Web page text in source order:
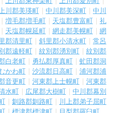
上川郡美瑛町 中川郡美深町
中川
増毛郡増毛町 天塩郡豊富町
礼
天塩郡幌延町 網走郡美幌町
網
郡清里町 斜里郡小清水町
常呂
郡遠軽町 紋別郡湧別町
紋別郡
白老町 勇払郡厚真町
虻田郡洞
かわ町 沙流郡日高町
浦河郡浦
音更町 河東郡上士幌町
河東郡
水町 広尾郡大樹町
中川郡幕別
釧路郡釧路町
川上郡弟子屈町